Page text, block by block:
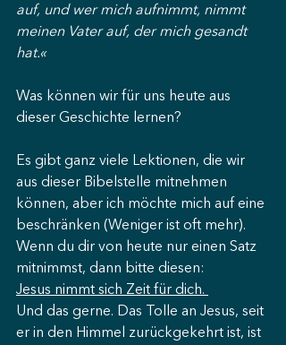
auf, und wer mich aufnimmt, nimmt
meinen Vater auf, der mich gesandt
hat.«
Was können wir für uns heute aus
dieser Geschichte lernen?
Es gibt ganz viele Lektionen, die wir
aus dieser Bibelstelle mitnehmen
können, aber ich möchte mich auf eine
beschränken (Weniger ist oft mehr).
Wenn du dir von heute nur einen Satz
mitnimmst, dann bitte diesen:
Jesus nimmt sich Zeit für dich.
Und das gerne. Das Tolle an Jesus, seit
er in den Himmel zurückgekehrt ist, ist